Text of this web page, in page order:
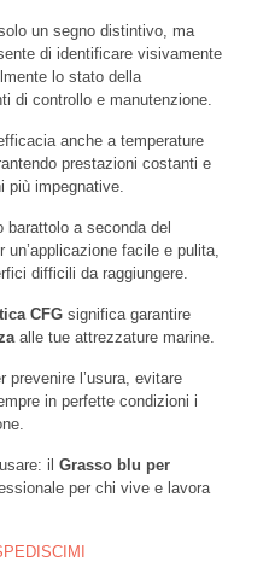
un segno distintivo, ma
di identificare visivamente
lo stato della
di controllo e manutenzione.
anche a temperature
prestazioni costanti e
più impegnative.
a seconda del
facile e pulita,
difficili da raggiungere.
CFGsignifica garantire
alle tue attrezzature marine.
prevenire l’usura, evitare
in perfette condizioni i
il Grasso blu per
per chi vive e lavora